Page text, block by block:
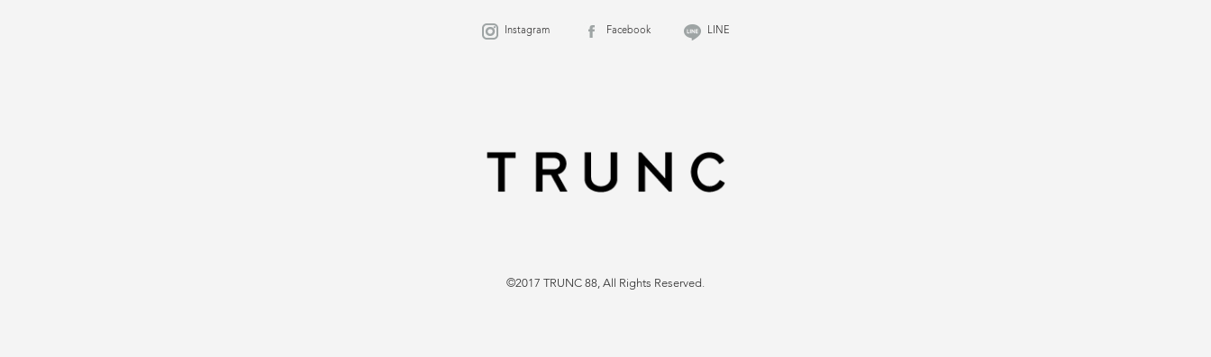
Instagram Facebook LINE
©2017 TRUNC 88, All Rights Reserved.